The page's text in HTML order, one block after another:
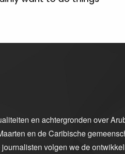
en achtergronden over
en de Caribische
volgen we de